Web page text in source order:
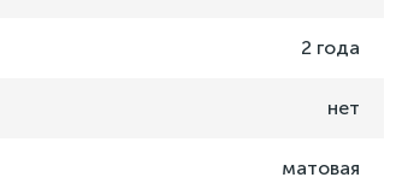
2 года
нет
матовая